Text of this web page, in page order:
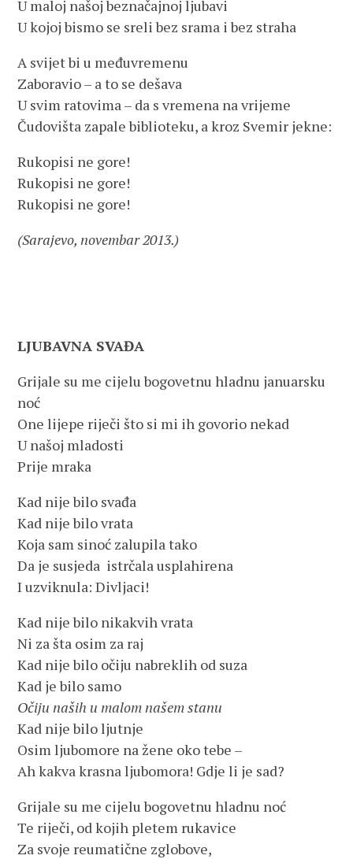
U maloj našoj beznačajnoj ljubavi
U kojoj bismo se sreli bez srama i bez straha
A svijet bi u međuvremenu
Zaboravio – a to se dešava
U svim ratovima – da s vremena na vrijeme
Čudovišta zapale biblioteku, a kroz Svemir jekne:
Rukopisi ne gore!
Rukopisi ne gore!
Rukopisi ne gore!
(Sarajevo, novembar 2013.)
LJUBAVNA SVAĐA
Grijale su me cijelu bogovetnu hladnu januarsku
noć
One lijepe riječi što si mi ih govorio nekad
U našoj mladosti
Prije mraka
Kad nije bilo svađa
Kad nije bilo vrata
Koja sam sinoć zalupila tako
Da je susjeda istrčala usplahirena
I uzviknula: Divljaci!
Kad nije bilo nikakvih vrata
Ni za šta osim za raj
Kad nije bilo očiju nabreklih od suza
Kad je bilo samo
Očiju naših u malom našem stanu
Kad nije bilo ljutnje
Osim ljubomore na žene oko tebe –
Ah kakva krasna ljubomora! Gdje li je sad?
Grijale su me cijelu bogovetnu hladnu noć
Te riječi, od kojih pletem rukavice
Za svoje reumatične zglobove,